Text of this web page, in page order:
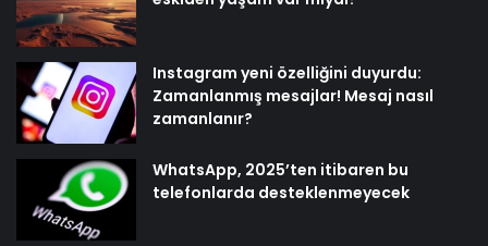
Instagram yeni özelliğini duyurdu:
Zamanlanmış mesajlar! Mesaj nasıl
zamanlanır?
WhatsApp, 2025’ten itibaren bu
telefonlarda desteklenmeyecek